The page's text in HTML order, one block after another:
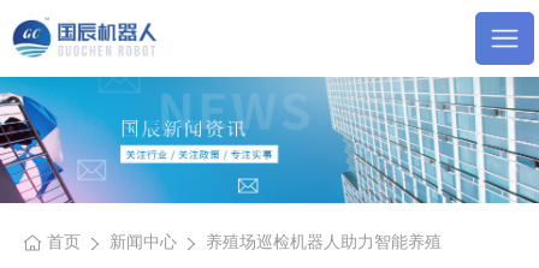
首页 新闻中心 养殖场巡检机器人助力智能养殖